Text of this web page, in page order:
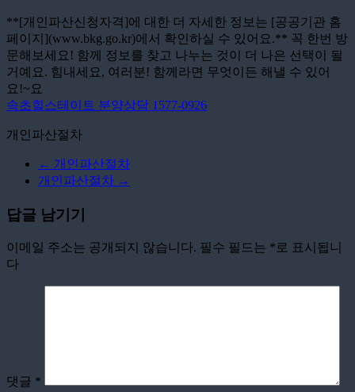
**[개인파산신청자격]에 대한 더 자세한 정보는 [공공기관 홈
페이지](www.bkg.go.kr)에서 확인하실 수 있어요.** 꼭 한번 방
문해보세요! 함께 정보를 찾고 나누는 것이 더 나은 선택이 될
거예요. 힘내세요, 여러분! 함께라면 무엇이든 해낼 수 있어
요!~요
속초힐스테이트 분양상담 1577-0926
개인파산절차
← 개인파산절차
개인파산절차 →
답글 남기기
이메일 주소는 공개되지 않습니다. 필수 필드는 * 로 표시됩니
다
댓글 *